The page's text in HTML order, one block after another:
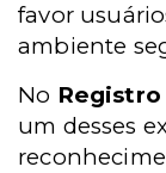
favor
ambiente
No Registro
um desses